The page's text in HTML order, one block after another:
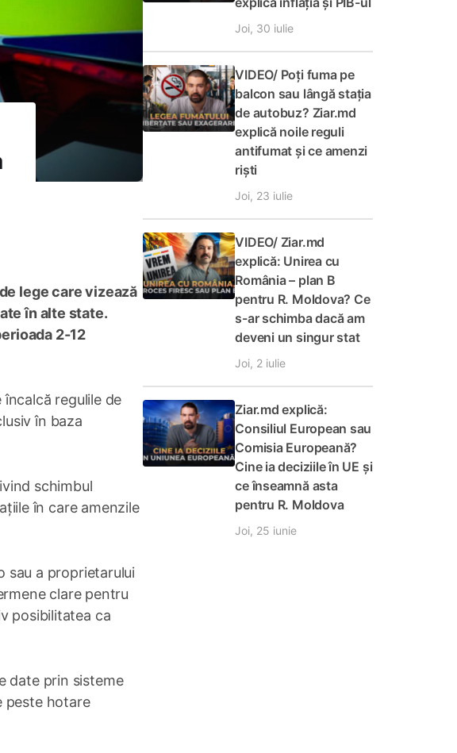
lege care vizează
în alte state.
2-12
regulile de
în baza
schimbul
în care amenzile
sau a proprietarului
clare pentru
posibilitatea ca
date prin sisteme
peste hotare
Joi, 30 iulie
VIDEO/ Poți fuma pe
balcon sau lângă stația
de autobuz? Ziar.md
explică noile reguli
antifumat și ce amenzi
riști
Joi, 23 iulie
VIDEO/ Ziar.md
explică: Unirea cu
România – plan B
pentru R. Moldova? Ce
s-ar schimba dacă am
deveni un singur stat
Joi, 2 iulie
Ziar.md explică:
Consiliul European sau
Comisia Europeană?
Cine ia deciziile în UE și
ce înseamnă asta
pentru R. Moldova
Joi, 25 iunie